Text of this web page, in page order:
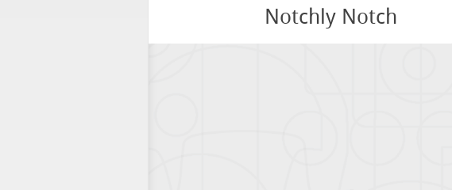
Notchly Notch